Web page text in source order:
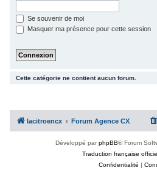
Se souvenir de moi
Masquer ma présence pour cette session
Cette catégorie ne contient aucun forum.
lacitroencx Forum Agence CX
Développé parphpBB® Forum
Traduction française
Confidentialité |